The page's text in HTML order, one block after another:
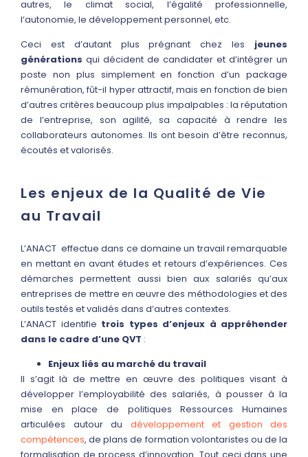
autres, le climat social, l’égalité professionnelle,
l’autonomie, le développement personnel, etc.
Ceci est d’autant plus prégnant chez les jeunes
générations qui décident de candidater et d’intégrer un
poste non plus simplement en fonction d’un package
rémunération, fût-il hyper attractif, mais en fonction de bien
d’autres critères beaucoup plus impalpables : la réputation
de l’entreprise, son agilité, sa capacité à rendre les
collaborateurs autonomes. Ils ont besoin d’être reconnus,
écoutés et valorisés.
Les enjeux de la Qualité de Vie
au Travail
L’ANACT effectue dans ce domaine un travail remarquable
en mettant en avant études et retours d’expériences. Ces
démarches permettent aussi bien aux salariés qu’aux
entreprises de mettre en œuvre des méthodologies et des
outils testés et validés dans d’autres contextes.
L’ANACT identifie trois types d’enjeux à appréhender
dans le cadre d’une QVT :
Enjeux liés au marché du travail
Il s’agit là de mettre en œuvre des politiques visant à
développer l’employabilité des salariés, à pousser à la
mise en place de politiques Ressources Humaines
articulées autour du développement et gestion des
compétences, de plans de formation volontaristes ou de la